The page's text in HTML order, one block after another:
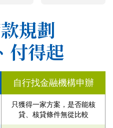
規劃
付得起
自行找金融機構申辦
只獲得一家方案，是否能核
貸、核貸條件無從比較